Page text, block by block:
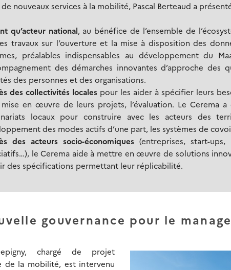
nouveaux services à la mobilité, Pascal Berteaud a
qu’acteur national, au bénéfice de l’ensemble de
travaux sur l’ouverture et la mise à disposition des
préalables indispensables au développement du
des démarches innovantes d’approche des
des personnes et des organisations.
des collectivités localespour les aider à spécifier leurs
en œuvre de leurs projets, l’évaluation. Le Cerema
locaux pour construire avec les acteurs des
des modes actifs d’une part, les systèmes de
des acteurs socio-économiques(entreprises, start-
le Cerema aide à mettre en œuvre de solutions
des spécifications permettant leur réplicabilité.
gouvernance pour le
chargé de projet
de la mobilité, est intervenu